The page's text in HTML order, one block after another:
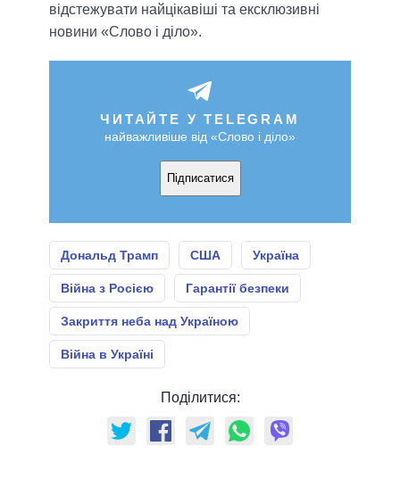
відстежувати найцікавіші та ексклюзивні
новини «Слово і діло».
ЧИТАЙТЕ У TELEGRAM
найважливіше від «Слово і діло»
Підписатися
Дональд Трамп США Україна
Війна з Росією Гарантії безпеки
Закриття неба над Україною
Війна в Україні
Поділитися: